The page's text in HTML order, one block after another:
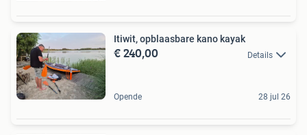
Itiwit, opblaasbare kano kayak
€ 240,00 Details
Opende 28 jul 26